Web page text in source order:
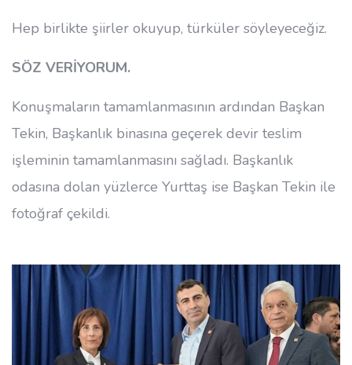
Hep birlikte şiirler okuyup, türküler söyleyeceğiz.
SÖZ VERİYORUM.
Konuşmaların tamamlanmasının ardından Başkan
Tekin, Başkanlık binasına geçerek devir teslim
işleminin tamamlanmasını sağladı. Başkanlık
odasına dolan yüzlerce Yurttaş ise Başkan Tekin ile
fotoğraf çekildi.